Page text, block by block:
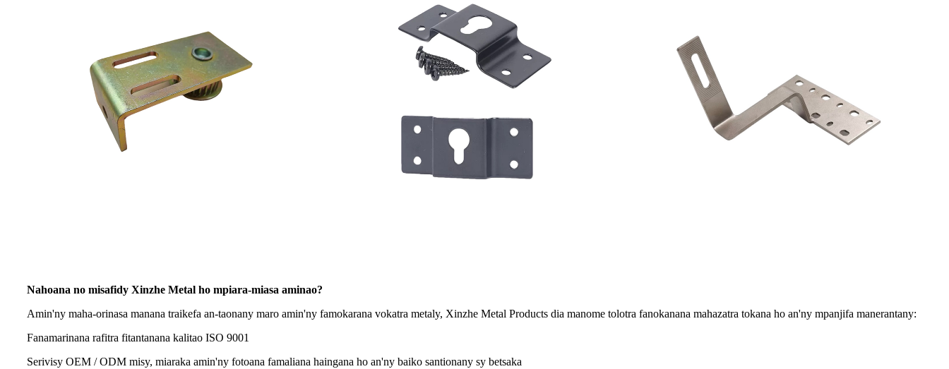
Nahoana no misafidy Xinzhe Metal ho mpiara-miasa aminao?
Amin'ny maha-orinasa manana traikefa an-taonany maro amin'ny famokarana vokatra metaly, Xinzhe Metal Products dia manome tolotra fanokanana mahazatra tokana ho an'ny mpanjifa manerantany:
Fanamarinana rafitra fitantanana kalitao ISO 9001
Serivisy OEM / ODM misy, miaraka amin'ny fotoana famaliana haingana ho an'ny baiko santionany sy betsaka